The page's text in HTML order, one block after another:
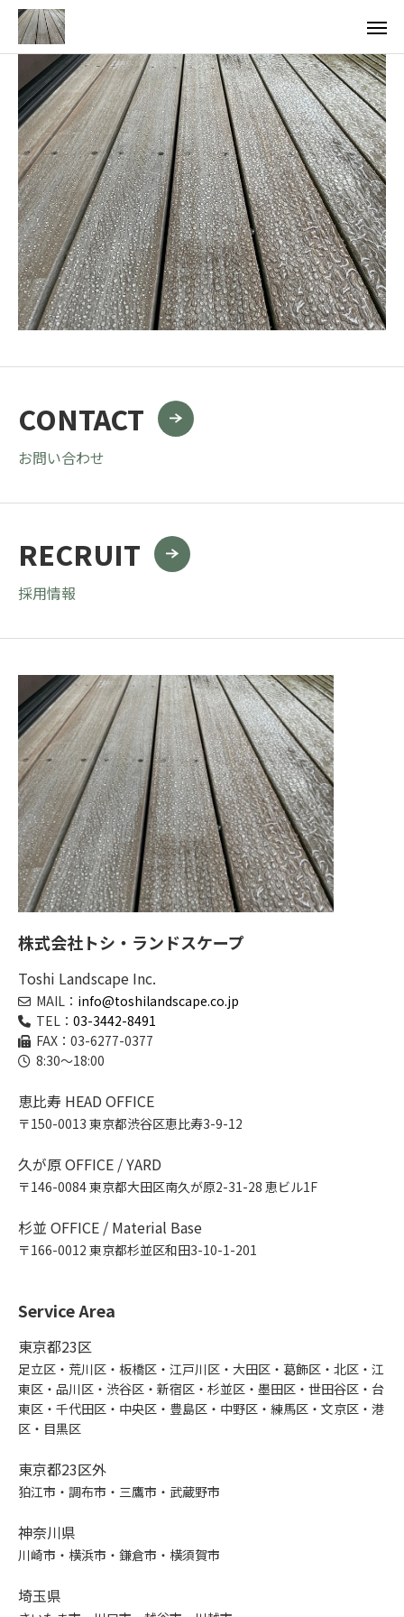
CONTACT
お問い合わせ
RECRUIT
採用情報
株式会社トシ・ランドスケープ
Toshi Landscape Inc.
MAIL： info@toshilandscape.co.jp
TEL： 03-3442-8491
FAX：03-6277-0377
8:30～18:00
恵比寿 HEAD OFFICE
〒150-0013 東京都渋谷区恵比寿3-9-12
久が原 OFFICE / YARD
〒146-0084 東京都大田区南久が原2-31-28 恵ビル1F
杉並 OFFICE / Material Base
〒166-0012 東京都杉並区和田3-10-1-201
Service Area
東京都23区
足立区・荒川区・板橋区・江戸川区・大田区・葛飾区・北区・江
東区・品川区・渋谷区・新宿区・杉並区・墨田区・世田谷区・台
東区・千代田区・中央区・豊島区・中野区・練馬区・文京区・港
区・目黒区
東京都23区外
狛江市・調布市・三鷹市・武蔵野市
神奈川県
川崎市・横浜市・鎌倉市・横須賀市
埼玉県